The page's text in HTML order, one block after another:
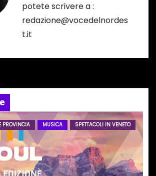
potete scrivere a :
redazione@vocedelnordes
t.it
PROVINCIA MUSICA SPETTACOLI IN VENETO